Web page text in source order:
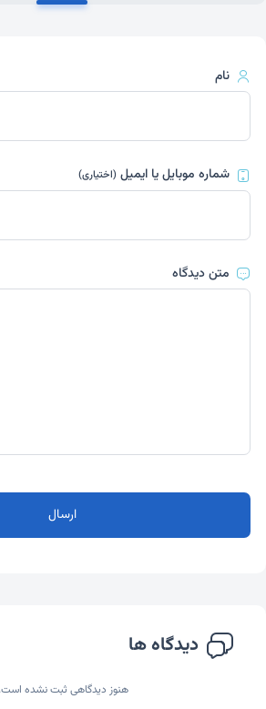
نام
شماره موبایل یا ایمیل(اختیاری)
متن دیدگاه
ارسال
دیدگاه ها
هنوز دیدگاهی ثبت نشده است.